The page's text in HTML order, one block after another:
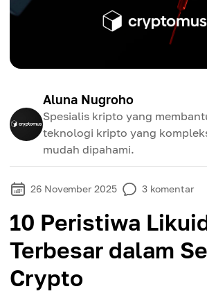
Aluna Nugroho
Spesialis kripto yang
teknologi kripto yang
mudah dipahami.
26 November 2025 3 komentar
10 Peristiwa
Terbesar dalam
Crypto